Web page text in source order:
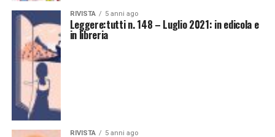
RIVISTA 5 anni ago
Leggere:tutti n. 148 – Luglio 2021: in edicola e
in libreria
RIVISTA 5 anni ago